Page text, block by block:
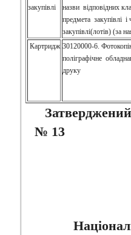
закупівлі
назви відповідних
предмета закупівлі і
закупівлі(лотів) (за
Картридж 30120000-6.
поліграфічне
друку
№ 13